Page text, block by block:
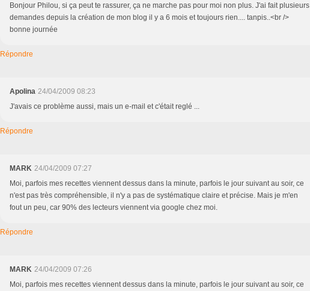
Bonjour Philou, si ça peut te rassurer, ça ne marche pas pour moi non plus. J'ai fait plusieurs
demandes depuis la création de mon blog il y a 6 mois et toujours rien.... tanpis..<br />
bonne journée
Répondre
Apolina 24/04/2009 08:23
J'avais ce problème aussi, mais un e-mail et c'était reglé ...
Répondre
MARK 24/04/2009 07:27
Moi, parfois mes recettes viennent dessus dans la minute, parfois le jour suivant au soir, ce
n'est pas très compréhensible, il n'y a pas de systématique claire et précise. Mais je m'en
fout un peu, car 90% des lecteurs viennent via google chez moi.
Répondre
MARK 24/04/2009 07:26
Moi, parfois mes recettes viennent dessus dans la minute, parfois le jour suivant au soir, ce